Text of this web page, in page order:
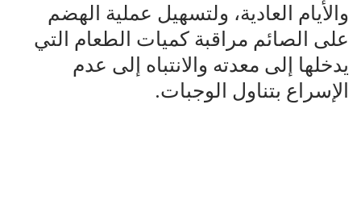
والأيام العادية، ولتسهيل عملية الهضم
على الصائم مراقبة كميات الطعام التي
يدخلها إلى معدته والانتباه إلى عدم
الإسراع بتناول الوجبات.